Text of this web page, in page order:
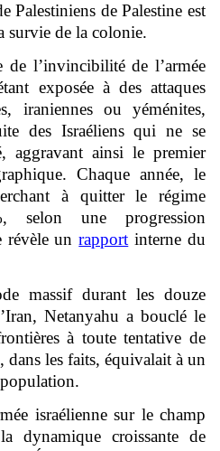
Palestiniens de Palestine est
survie de la colonie.
de l’invincibilité de l’armée
exposée à des attaques
iraniennes ou yéménites,
des Israéliens qui ne se
aggravant ainsi le premier
Chaque année, le
à quitter le régime
selon une progression
révèle unrapport interne du
massif durant les douze
Netanyahu a bouclé le
à toute tentative de
dans les faits, équivalait à un
israélienne sur le champ
dynamique croissante de